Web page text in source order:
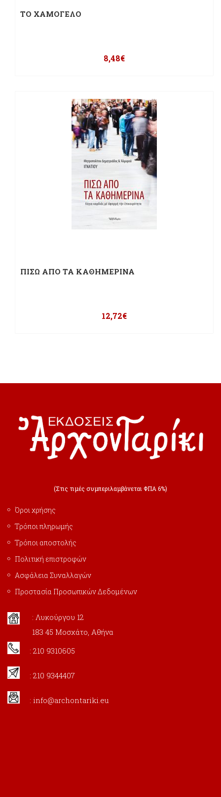
ΤΟ ΧΑΜΟΓΕΛΟ
8,48€
ΠΙΣΩ ΑΠΟ ΤΑ ΚΑΘΗΜΕΡΙΝΑ
12,72€
(Στις τιμές συμπεριλαμβάνεται ΦΠΑ 6%)
Όροι χρήσης
Τρόποι πληρωμής
Τρόποι αποστολής
Πολιτική επιστροφών
Ασφάλεια Συναλλαγών
Προστασία Προσωπικών Δεδομένων
: Λυκούργου 12
183 45 Μοσχάτο, Αθήνα
: 210 9310605
: 210 9344407
: info@archontariki.eu